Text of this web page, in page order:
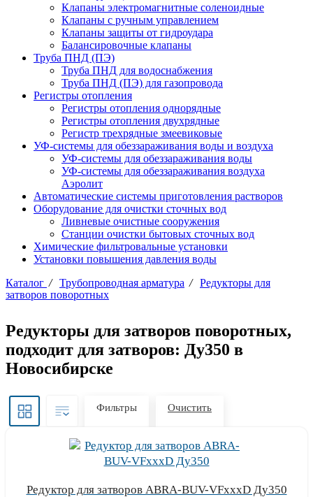
Клапаны электромагнитные соленоидные
Клапаны с ручным управлением
Клапаны защиты от гидроудара
Балансировочные клапаны
Труба ПНД (ПЭ)
Труба ПНД для водоснабжения
Труба ПНД (ПЭ) для газопровода
Регистры отопления
Регистры отопления однорядные
Регистры отопления двухрядные
Регистр трехрядные змеевиковые
УФ-системы для обеззараживания воды и воздуха
УФ-системы для обеззараживания воды
УФ-системы для обеззараживания воздуха
Аэролит
Автоматические системы приготовления растворов
Оборудование для очистки сточных вод
Ливневые очистные сооружения
Станции очистки бытовых сточных вод
Химические фильтровальные установки
Установки повышения давления воды
Каталог / Трубопроводная арматура / Редукторы для
затворов поворотных
Редукторы для затворов поворотных,
подходит для затворов: Ду350 в
Новосибирске
Фильтры Очистить
Редуктор для затворов ABRA-BUV-VFxxxD Ду350